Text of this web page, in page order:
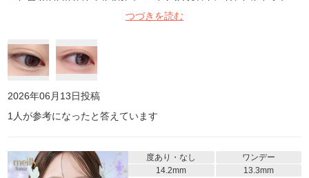
ナチュラルに発色してくれます👀 カラコン！って感じはしないから
めっちゃ発色求めてる人には❌かなぁ。 私は今までで1番自分の目
つづきを読む
2026年06月13日投稿
1 人が参考になったと答えています
度あり・なし
ワンデー
14.2mm
13.3mm